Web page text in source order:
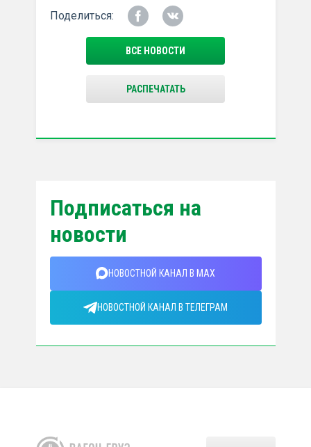
Поделиться:
ВСЕ НОВОСТИ
РАСПЕЧАТАТЬ
Подписаться на
новости
НОВОСТНОЙ КАНАЛ В MAX
НОВОСТНОЙ КАНАЛ В ТЕЛЕГРАМ